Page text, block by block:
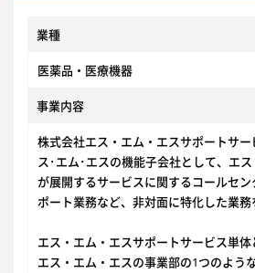
業種
医薬品・医療機器
事業内容
株式会社エス・エム・エスサポートサ
ス･エム･エスの機能子会社として、エ
が展開するサービスに関するコールセ
ポート業務など、非対面に特化した業務
エス・エム・エスサポートサービス単体
エス・エム・エスの事業部の1つのよう